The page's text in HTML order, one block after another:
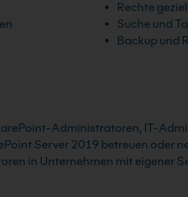
Rechte
Suche und
Backup und
Administratoren, IT-
Server 2019 betreuen oder
in Unternehmen mit eigener